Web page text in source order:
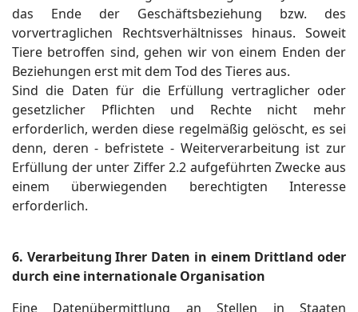
das Ende der Geschäftsbeziehung bzw. des
vorvertraglichen Rechtsverhältnisses hinaus. Soweit
Tiere betroffen sind, gehen wir von einem Enden der
Beziehungen erst mit dem Tod des Tieres aus.
Sind die Daten für die Erfüllung vertraglicher oder
gesetzlicher Pflichten und Rechte nicht mehr
erforderlich, werden diese regelmäßig gelöscht, es sei
denn, deren - befristete - Weiterverarbeitung ist zur
Erfüllung der unter Ziffer 2.2 aufgeführten Zwecke aus
einem überwiegenden berechtigten Interesse
erforderlich.
6. Verarbeitung Ihrer Daten in einem Drittland oder
durch eine internationale Organisation
Eine Datenübermittlung an Stellen in Staaten